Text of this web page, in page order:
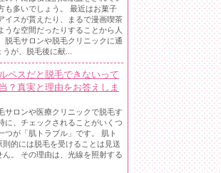
も多いでしょう。 最近はお菓子
イスが貰えたり、まるで漫画喫茶
うな空間だったりすることから人
脱毛サロンや脱毛クリニックに通
が、脱毛後に献...
ペスだと脱毛できないって
？真実と理由をお答えしま
サロンや医療クリニックで脱毛す
に、チェックされることがいくつ
つが「肌トラブル」です。 肌ト
則的には脱毛を受けることは見送
ん。 その理由は、光線を照射する